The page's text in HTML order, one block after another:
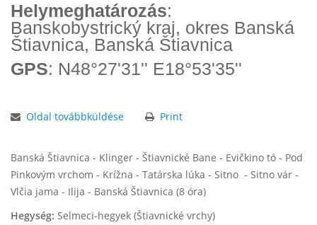
Helymeghatározás:
Banskobystrický kraj, okres Banská
Štiavnica, Banská Štiavnica
GPS: N48°27'31'' E18°53'35''
Oldal továbbküldése Print
Banská Štiavnica - Klinger - Štiavnické Bane - Evičkino tó - Pod
Pinkovým vrchom - Krížna - Tatárska lúka - Sitno - Sitno vár -
Vlčia jama - Ilija - Banská Štiavnica (8 óra)
Hegység: Selmeci-hegyek (Štiavnické vrchy)